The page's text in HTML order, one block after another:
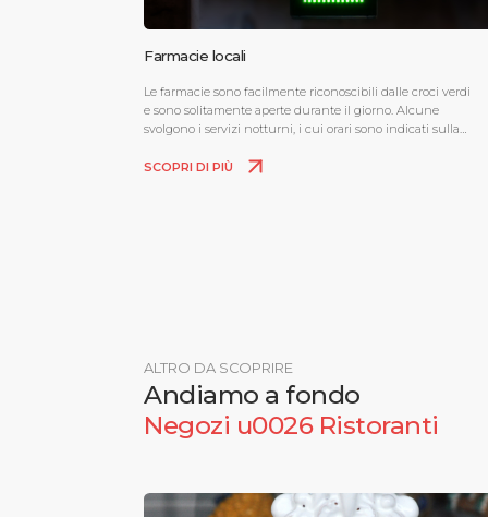
Farmacie locali
Le farmacie sono facilmente riconoscibili dalle croci verdi
e sono solitamente aperte durante il giorno. Alcune
svolgono i servizi notturni, i cui orari sono indicati sulla
SCOPRI DI PIÙ
ALTRO DA SCOPRIRE
Andiamo a fondo
Negozi u0026 Ristoranti